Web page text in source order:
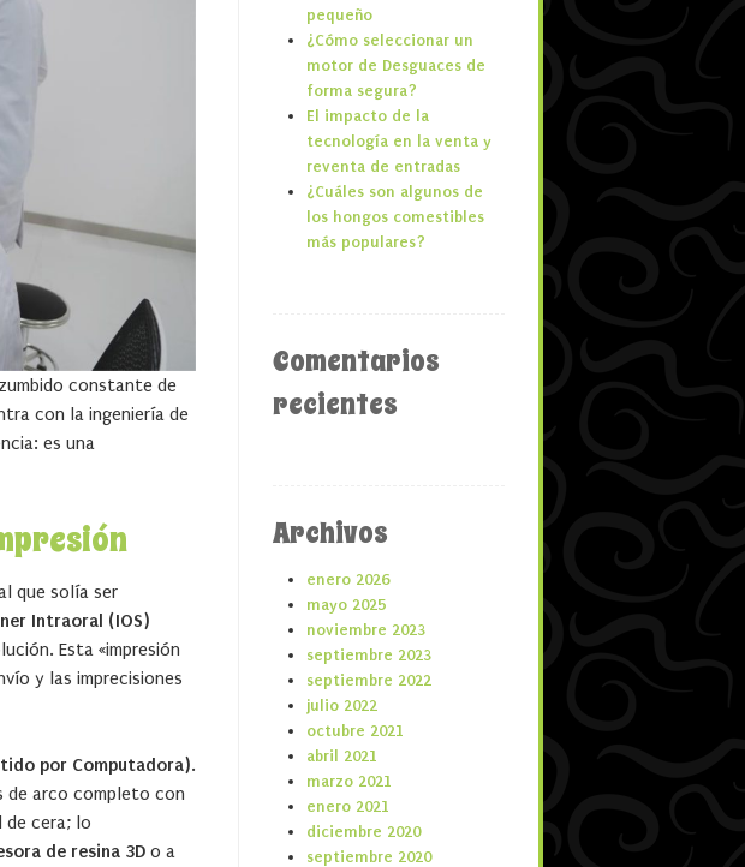
constante de
con la ingeniería de
es una
que solía ser
Intraoral (IOS)
Esta «impresión
y las imprecisiones
por Computadora).
de arco completo con
de cera; lo
de resina 3D o a
pequeño
¿Cómo seleccionar un
motor de Desguaces de
forma segura?
El impacto de la
tecnología en la venta y
reventa de entradas
¿Cuáles son algunos de
los hongos comestibles
más populares?
Comentarios
recientes
Archivos
enero 2026
mayo 2025
noviembre 2023
septiembre 2023
septiembre 2022
julio 2022
octubre 2021
abril 2021
marzo 2021
enero 2021
diciembre 2020
septiembre 2020